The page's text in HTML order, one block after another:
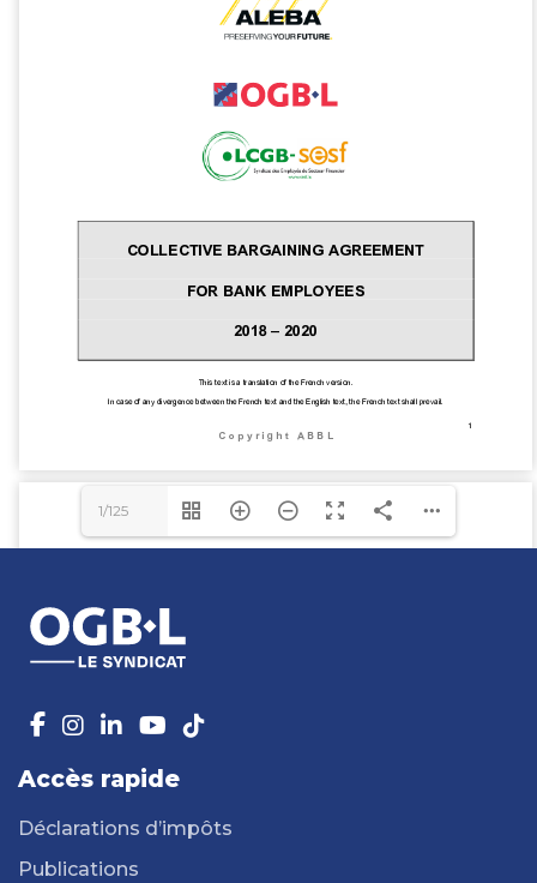
1/125
Accès rapide
Déclarations d’impôts
Publications